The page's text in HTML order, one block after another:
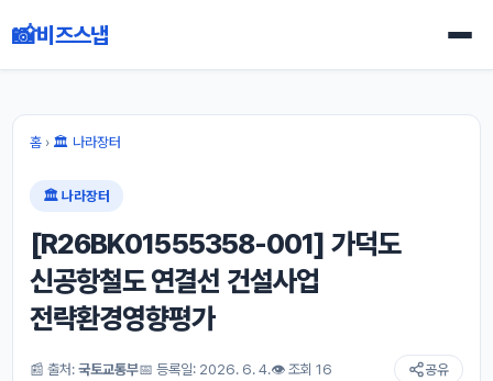
📸비즈스냅
홈› 🏛 나라장터
🏛 나라장터
[R26BK01555358-001] 가덕도
신공항철도 연결선 건설사업
전략환경영향평가
📰 출처: 국토교통부📅 등록일: 2026. 6. 4.👁 조회 16 공유